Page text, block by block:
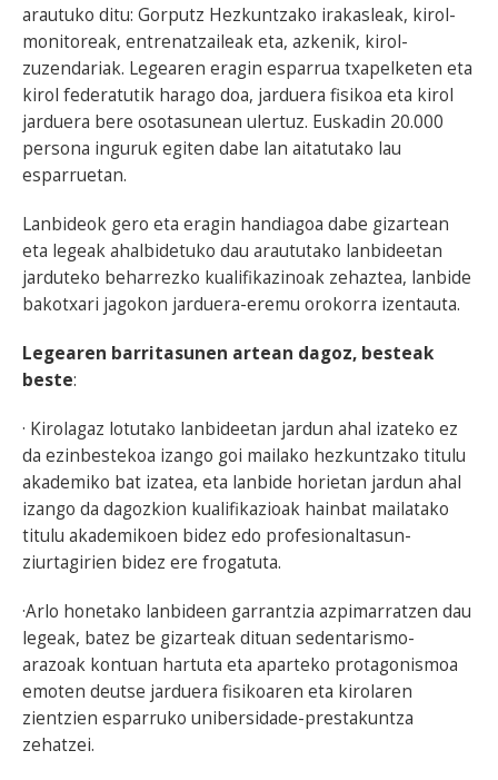
arautuko ditu: Gorputz Hezkuntzako irakasleak, kirol-
monitoreak, entrenatzaileak eta, azkenik, kirol-
zuzendariak. Legearen eragin esparrua txapelketen eta
kirol federatutik harago doa, jarduera fisikoa eta kirol
jarduera bere osotasunean ulertuz. Euskadin 20.000
persona inguruk egiten dabe lan aitatutako lau
esparruetan.
Lanbideok gero eta eragin handiagoa dabe gizartean
eta legeak ahalbidetuko dau araututako lanbideetan
jarduteko beharrezko kualifikazinoak zehaztea, lanbide
bakotxari jagokon jarduera-eremu orokorra izentauta.
Legearen barritasunen artean dagoz, besteak
beste:
· Kirolagaz lotutako lanbideetan jardun ahal izateko ez
da ezinbestekoa izango goi mailako hezkuntzako titulu
akademiko bat izatea, eta lanbide horietan jardun ahal
izango da dagozkion kualifikazioak hainbat mailatako
titulu akademikoen bidez edo profesionaltasun-
ziurtagirien bidez ere frogatuta.
·Arlo honetako lanbideen garrantzia azpimarratzen dau
legeak, batez be gizarteak dituan sedentarismo-
arazoak kontuan hartuta eta aparteko protagonismoa
emoten deutse jarduera fisikoaren eta kirolaren
zientzien esparruko unibersidade-prestakuntza
zehatzei.